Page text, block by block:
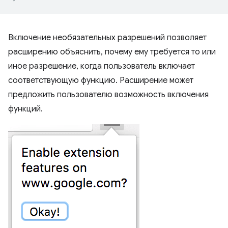
Включение необязательных разрешений позволяет
расширению объяснить, почему ему требуется то или
иное разрешение, когда пользователь включает
соответствующую функцию. Расширение может
предложить пользователю возможность включения
функций.